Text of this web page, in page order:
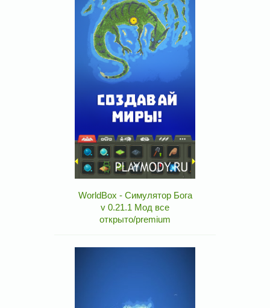
WorldBox - Симулятор Бога
v 0.21.1 Мод все
открыто/premium